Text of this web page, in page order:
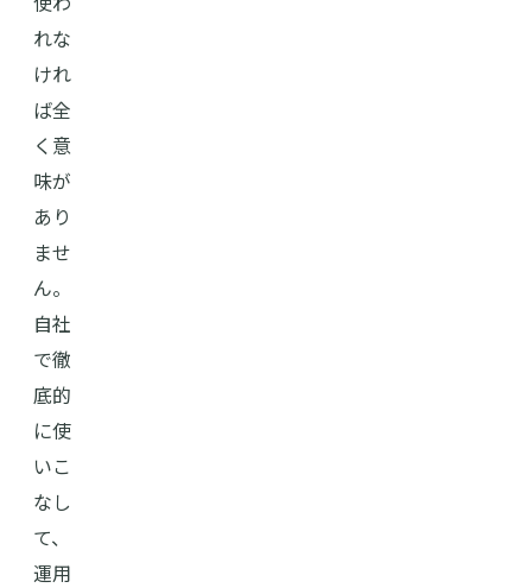
れな
けれ
ば全
く意
味が
あり
ませ
ん。
自社
で徹
底的
に使
いこ
なし
て、
運用